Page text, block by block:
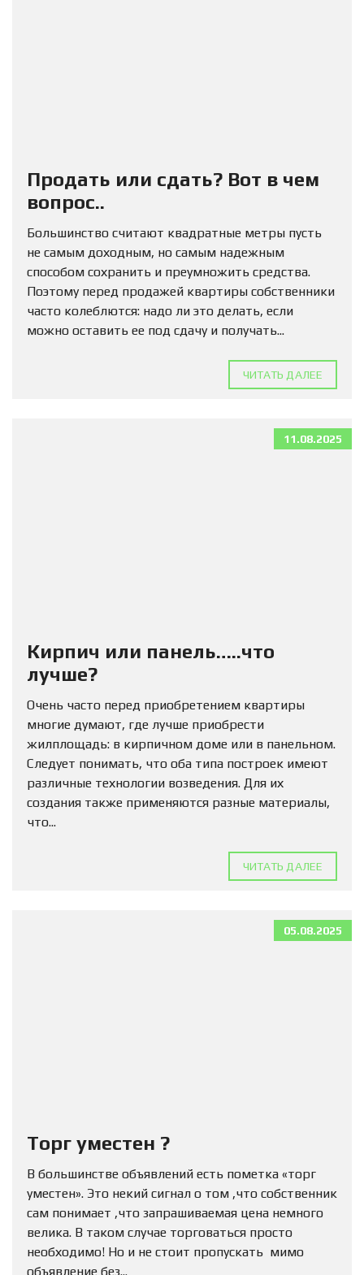
Продать или сдать? Вот в чем
вопрос..
Большинство считают квадратные метры пусть
не самым доходным, но самым надежным
способом сохранить и преумножить средства.
Поэтому перед продажей квартиры собственники
часто колеблются: надо ли это делать, если
можно оставить ее под сдачу и получать...
ЧИТАТЬ ДАЛЕЕ
11.08.2025
Кирпич или панель…..что
лучше?
Очень часто перед приобретением квартиры
многие думают, где лучше приобрести
жилплощадь: в кирпичном доме или в панельном.
Следует понимать, что оба типа построек имеют
различные технологии возведения. Для их
создания также применяются разные материалы,
что...
ЧИТАТЬ ДАЛЕЕ
05.08.2025
Торг уместен ?
В большинстве объявлений есть пометка «торг
уместен». Это некий сигнал о том ,что собственник
сам понимает ,что запрашиваемая цена немного
велика. В таком случае торговаться просто
необходимо! Но и не стоит пропускать мимо
объявление без...